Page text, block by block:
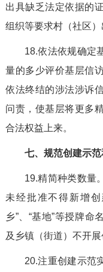
出具缺乏法定依据的
组织等要求村（社区）
18.依法依规确定基
量的多少评价基层信
依法终结的涉法涉诉
问责，使基层将更多
合法权益上来。
七、规范创建示
19.精简种类数量。
未经批准不得新增
乡”、“基地”等授牌命
及乡镇（街道）不开
20.注重创建示范实